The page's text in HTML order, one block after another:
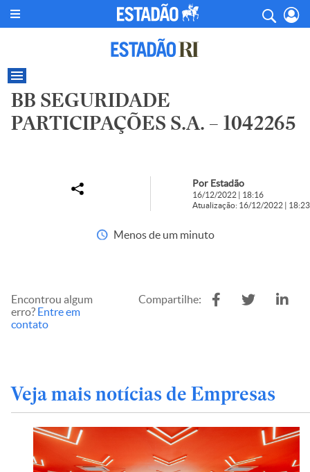
BB SEGURIDADE
PARTICIPAÇÕES S.A. – 1042265
Por Estadão
16/12/2022 | 18:16
Atualização: 16/12/2022 | 18:23
Menos de um minuto
Encontrou algum
erro? Entre em
contato
Compartilhe:
Veja mais notícias de Empresas